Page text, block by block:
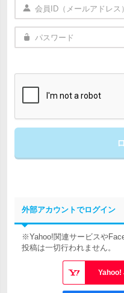
外部アカウントでログイン
※Yahoo!関連サービスや
投稿は一切行われません。
Yahoo!